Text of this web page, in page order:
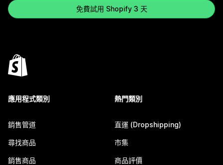
免費試用 Shopify 3 天
應用程式類別
銷售管道
尋找商品
銷售商品
熱門類別
直運 (Dropshipping)
市集
商品評價